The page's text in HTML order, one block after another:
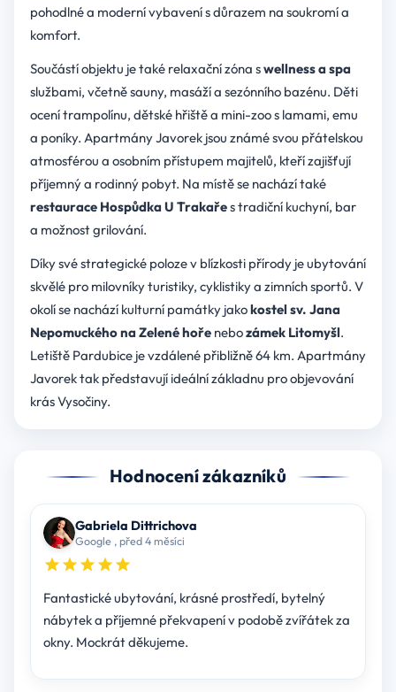
pohodlné a moderní vybavení s důrazem na soukromí a
komfort.
Součástí objektu je také relaxační zóna swellness a spa
službami, včetně sauny, masáží a sezónního bazénu. Děti
ocení trampolínu, dětské hřiště a mini-zoo s lamami, emu
a poníky. Apartmány Javorek jsou známé svou přátelskou
atmosférou a osobním přístupem majitelů, kteří zajišťují
příjemný a rodinný pobyt. Na místě se nachází také
restaurace Hospůdka U Trakařes tradiční kuchyní, bar
a možnost grilování.
Díky své strategické poloze v blízkosti přírody je ubytování
skvělé pro milovníky turistiky, cyklistiky a zimních sportů. V
okolí se nachází kulturní památky jakokostel sv. Jana
Nepomuckého na Zelené hořenebozámek Litomyšl.
Letiště Pardubice je vzdálené přibližně 64 km. Apartmány
Javorek tak představují ideální základnu pro objevování
krás Vysočiny.
Hodnocení zákazníků
Gabriela Dittrichova
Google , před 4 měsíci
Fantastické ubytování, krásné prostředí, bytelný
nábytek a příjemné překvapení v podobě zvířátek za
okny. Mockrát děkujeme.